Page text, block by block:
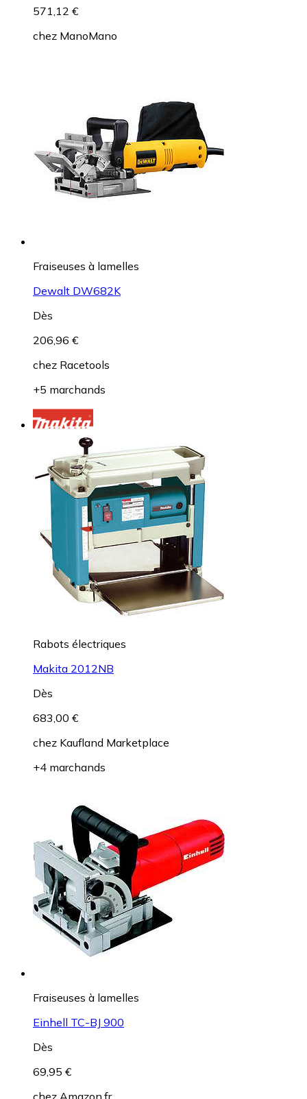
571,12 €
chez ManoMano
Fraiseuses à lamelles
Dewalt DW682K
Dès
206,96 €
chez Racetools
+5 marchands
Rabots électriques
Makita 2012NB
Dès
683,00 €
chez Kaufland Marketplace
+4 marchands
Fraiseuses à lamelles
Einhell TC-BJ 900
Dès
69,95 €